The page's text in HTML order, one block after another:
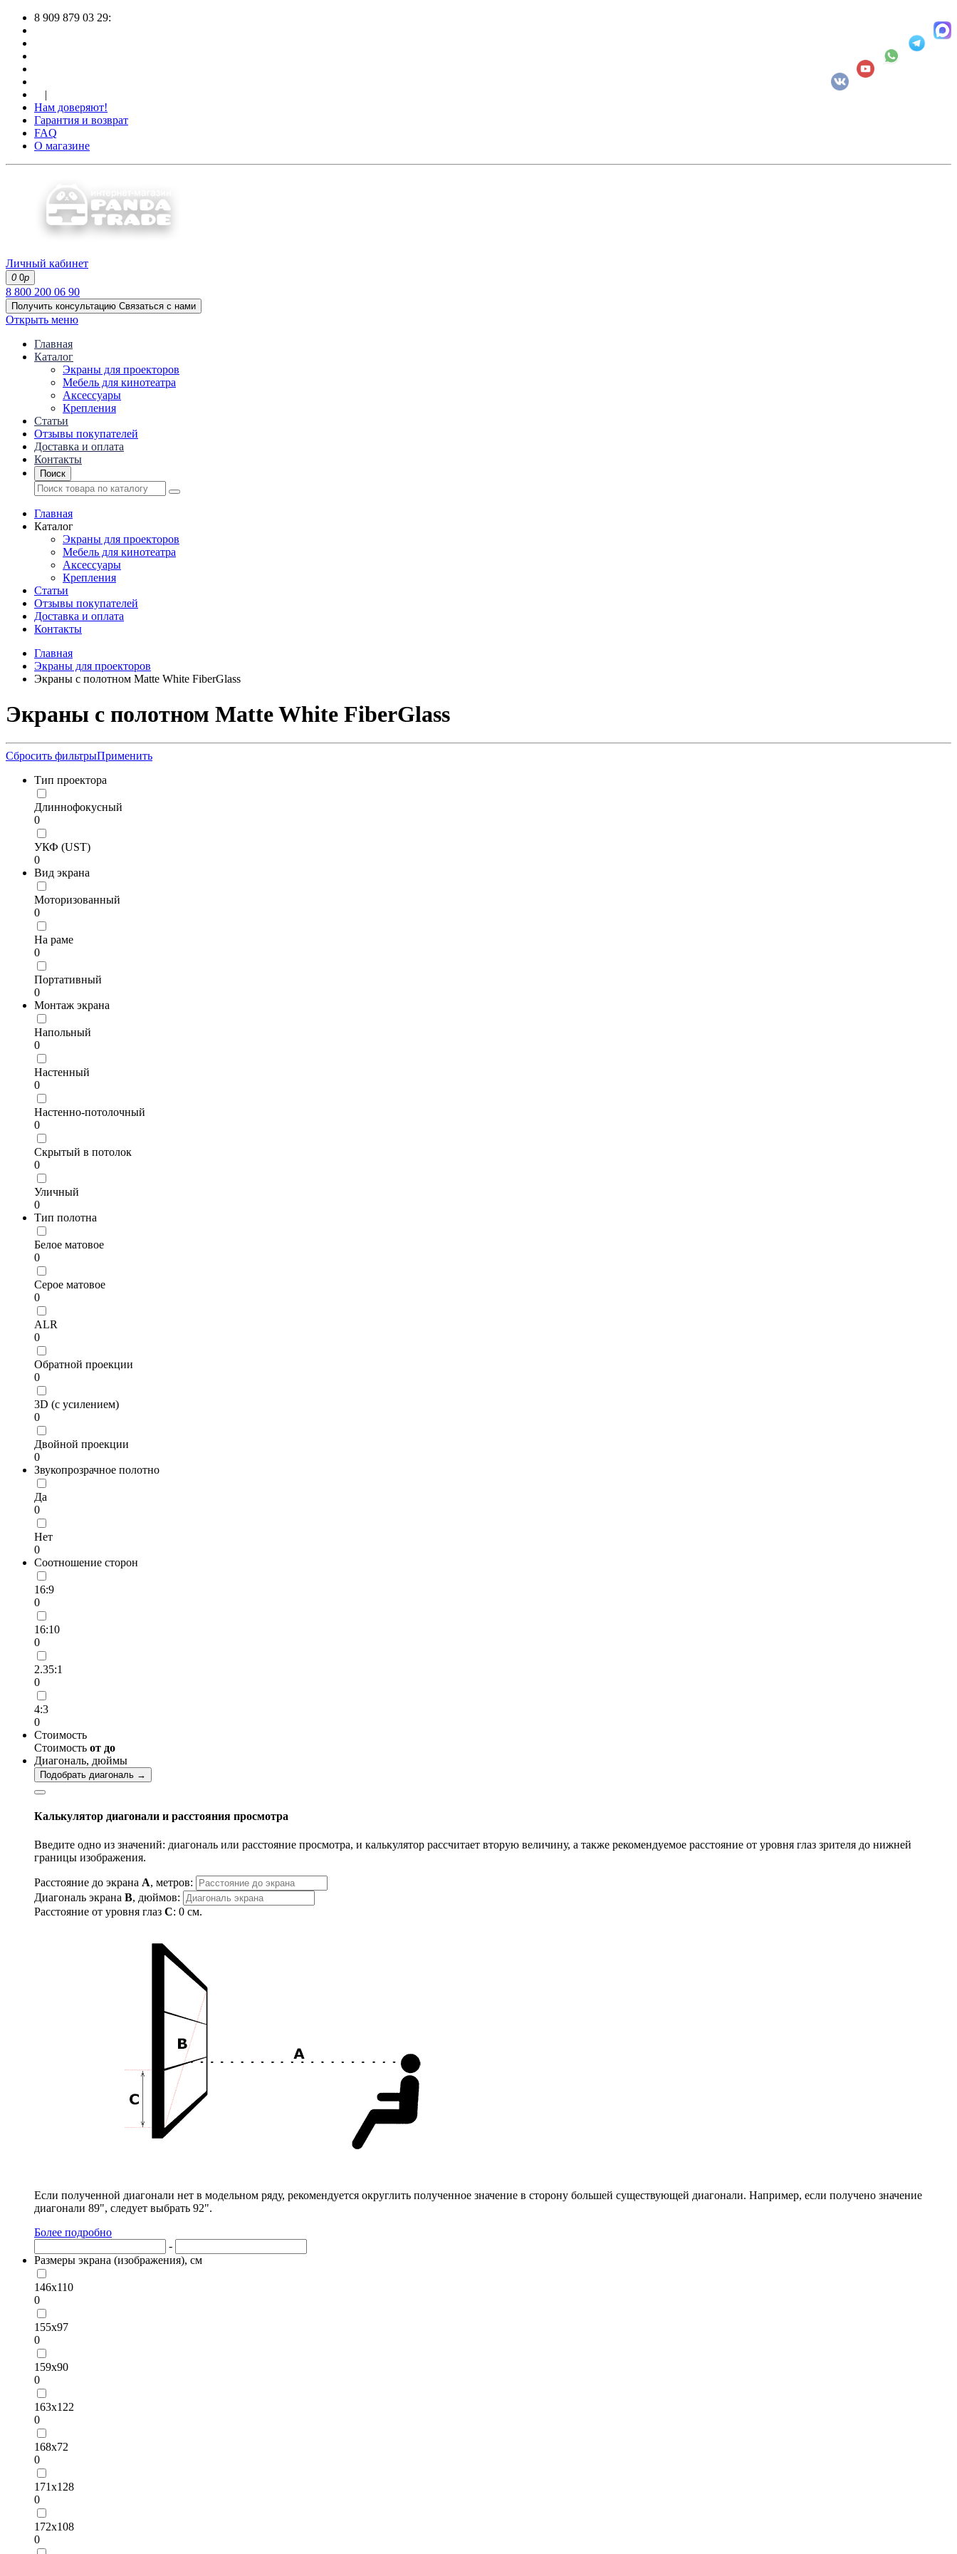
8 909 879 03 29:
|
Нам доверяют!
Гарантия и возврат
FAQ
О магазине
Личный кабинет
0 0р
8 800 200 06 90
Получить консультацию Связаться с нами
Открыть меню
Главная
Каталог
Экраны для проекторов
Mебель для кинотеатра
Аксессуары
Крепления
Статьи
Отзывы покупателей
Доставка и оплата
Контакты
Поиск
Главная
Каталог
Экраны для проекторов
Mебель для кинотеатра
Аксессуары
Крепления
Статьи
Отзывы покупателей
Доставка и оплата
Контакты
Главная
Экраны для проекторов
Экраны с полотном Matte White FiberGlass
Экраны с полотном Matte White FiberGlass
Сбросить фильтрыПрименить
Тип проектора
Длиннофокусный
0
УКФ (UST)
0
Вид экрана
Моторизованный
0
На раме
0
Портативный
0
Монтаж экрана
Напольный
0
Настенный
0
Настенно-потолочный
0
Скрытый в потолок
0
Уличный
0
Тип полотна
Белое матовое
0
Серое матовое
0
ALR
0
Обратной проекции
0
3D (с усилением)
0
Двойной проекции
0
Звукопрозрачное полотно
Да
0
Нет
0
Соотношение сторон
16:9
0
16:10
0
2.35:1
0
4:3
0
Стоимость
Стоимость от до
Диагональ, дюймы
Подобрать диагональ →
Калькулятор диагонали и расстояния просмотра
Введите одно из значений: диагональ или расстояние просмотра, и калькулятор рассчитает вторую величину, а также рекомендуемое расстояние от уровня глаз зрителя до нижней
границы изображения.
Расстояние до экрана A, метров:
Диагональ экрана B, дюймов:
Расстояние от уровня глаз C: 0 см.
Если полученной диагонали нет в модельном ряду, рекомендуется округлить полученное значение в сторону большей существующей диагонали. Например, если получено значение
диагонали 89", следует выбрать 92".
Более подробно
-
Размеры экрана (изображения), см
146х110
0
155х97
0
159х90
0
163х122
0
168х72
0
171х128
0
172х108
0